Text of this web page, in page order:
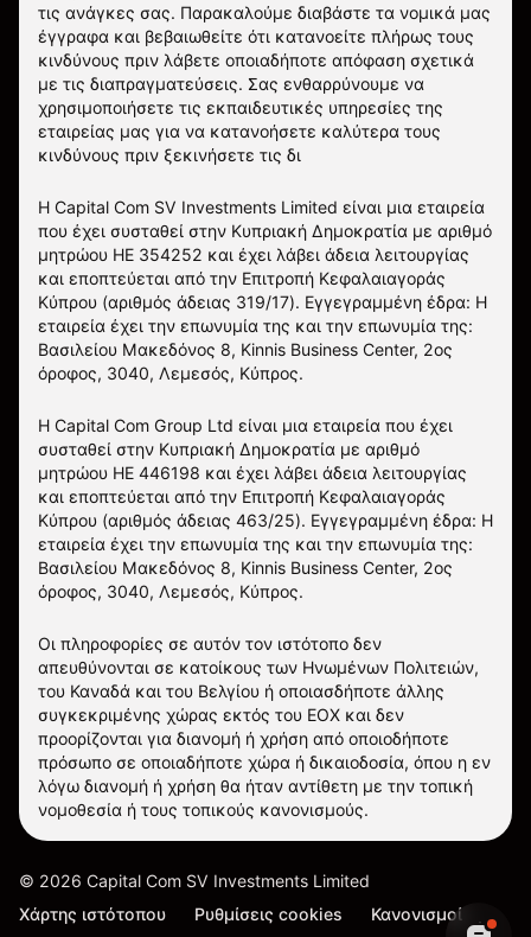
τις ανάγκες σας. Παρακαλούμε διαβάστε τα νομικά μας
έγγραφα και βεβαιωθείτε ότι κατανοείτε πλήρως τους
κινδύνους πριν λάβετε οποιαδήποτε απόφαση σχετικά
με τις διαπραγματεύσεις. Σας ενθαρρύνουμε να
χρησιμοποιήσετε τις εκπαιδευτικές υπηρεσίες της
εταιρείας μας για να κατανοήσετε καλύτερα τους
κινδύνους πριν ξεκινήσετε τις δι
Η Capital Com SV Investments Limited είναι μια εταιρεία
που έχει συσταθεί στην Κυπριακή Δημοκρατία με αριθμό
μητρώου HE 354252 και έχει λάβει άδεια λειτουργίας
και εποπτεύεται από την Επιτροπή Κεφαλαιαγοράς
Κύπρου (αριθμός άδειας 319/17). Εγγεγραμμένη έδρα: Η
εταιρεία έχει την επωνυμία της και την επωνυμία της:
Βασιλείου Μακεδόνος 8, Kinnis Business Center, 2ος
όροφος, 3040, Λεμεσός, Κύπρος.
Η Capital Com Group Ltd είναι μια εταιρεία που έχει
συσταθεί στην Κυπριακή Δημοκρατία με αριθμό
μητρώου ΗΕ 446198 και έχει λάβει άδεια λειτουργίας
και εποπτεύεται από την Επιτροπή Κεφαλαιαγοράς
Κύπρου (αριθμός άδειας 463/25). Εγγεγραμμένη έδρα: Η
εταιρεία έχει την επωνυμία της και την επωνυμία της:
Βασιλείου Μακεδόνος 8, Kinnis Business Center, 2ος
όροφος, 3040, Λεμεσός, Κύπρος.
Οι πληροφορίες σε αυτόν τον ιστότοπο δεν
απευθύνονται σε κατοίκους των Ηνωμένων Πολιτειών,
του Καναδά και του Βελγίου ή οποιασδήποτε άλλης
συγκεκριμένης χώρας εκτός του ΕΟΧ και δεν
προορίζονται για διανομή ή χρήση από οποιοδήποτε
πρόσωπο σε οποιαδήποτε χώρα ή δικαιοδοσία, όπου η εν
λόγω διανομή ή χρήση θα ήταν αντίθετη με την τοπική
νομοθεσία ή τους τοπικούς κανονισμούς.
© 2026 Capital Com SV Investments Limited
Χάρτης ιστότοπου
Ρυθμίσεις cookies Κανονισμοί